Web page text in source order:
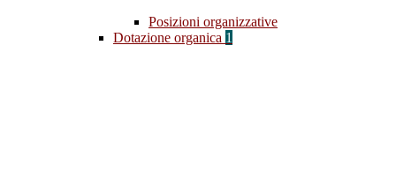
Posizioni organizzative
Dotazione organica 1